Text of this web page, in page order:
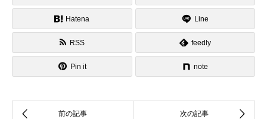
Hatena Line
RSS feedly
Pin it note